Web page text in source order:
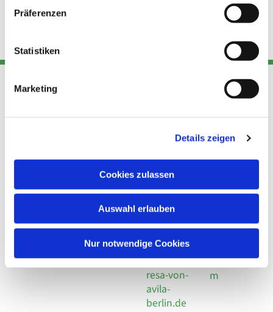
Präferenzen
Statistiken
Marketing
Details zeigen
Cookies zulassen
Auswahl erlauben
Nur notwendige Cookies
Adresse
Kirchengemeinde Pfarrei
Hl. Theresa von Avila Berlin
Leitender Pfarrer - Norbert
Behaimstr. 39
Kont
Telefon
+49 30
924 64 28
Fax +49
30 924 54
18
E-Mail
info@the
resa-von-
avila-
berlin.de
Links
Datensch
utz
Social
Impressu
m